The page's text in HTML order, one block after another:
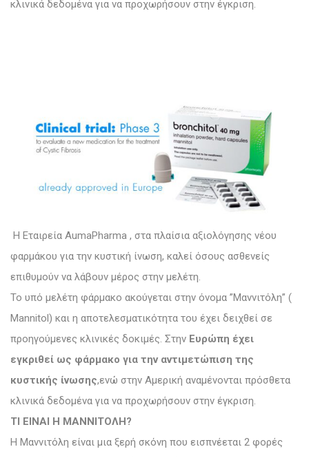
κλινικά δεδομένα για να προχωρήσουν στην έγκριση.
Η Εταιρεία ΑumaPharma , στα πλαίσια αξιολόγησης νέου
φαρμάκου για την κυστική ίνωση, καλεί όσους ασθενείς
επιθυμούν να λάβουν μέρος στην μελέτη.
Το υπό μελέτη φάρμακο ακούγεται στην όνομα ”Μαννιτόλη” (
Mannitol) και η αποτελεσματικότητα του έχει δειχθεί σε
προηγούμενες κλινικές δοκιμές. Στην Ευρώπη έχει
εγκριθεί ως φάρμακο για την αντιμετώπιση της
κυστικής ίνωσης,ενώ στην Αμερική αναμένονται πρόσθετα
κλινικά δεδομένα για να προχωρήσουν στην έγκριση.
ΤΙ ΕΙΝΑΙ Η ΜΑΝΝΙΤΟΛΗ?
Η Μαννιτόλη είναι μια ξερή σκόνη που εισπνέεται 2 φορές